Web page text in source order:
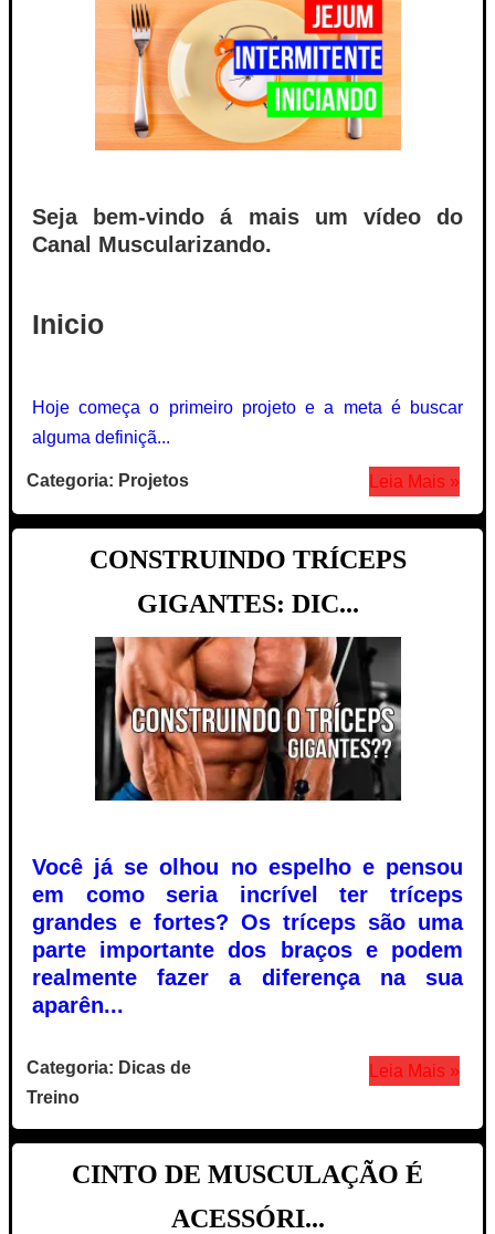
Seja bem-vindo á mais um vídeo do
Canal Muscularizando.
Inicio
Hoje começa o primeiro projeto e a meta é buscar
alguma definiçã...
Categoria: Projetos Leia Mais »
CONSTRUINDO TRÍCEPS
GIGANTES: DIC...
Você já se olhou no espelho e pensou
em como seria incrível ter tríceps
grandes e fortes? Os tríceps são uma
parte importante dos braços e podem
realmente fazer a diferença na sua
aparên...
Categoria: Dicas de
Treino
Leia Mais »
CINTO DE MUSCULAÇÃO É
ACESSÓRI...